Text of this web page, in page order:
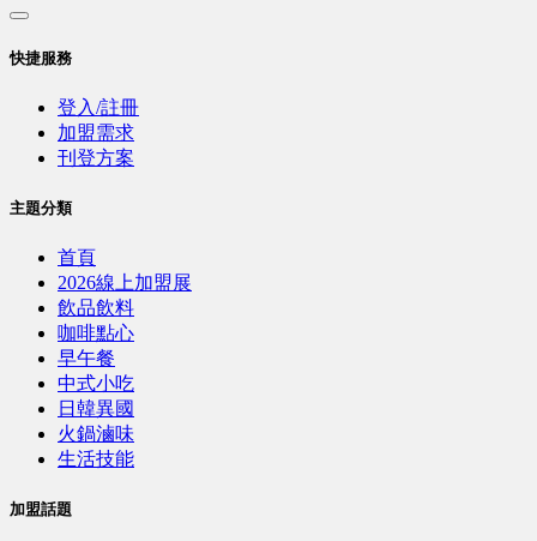
快捷服務
登入/註冊
加盟需求
刊登方案
主題分類
首頁
2026線上加盟展
飲品飲料
咖啡點心
早午餐
中式小吃
日韓異國
火鍋滷味
生活技能
加盟話題